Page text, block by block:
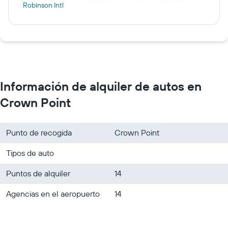
Robinson Intl
Información de alquiler de autos en
Crown Point
Punto de recogida
Crown Point
Tipos de auto
Puntos de alquiler
14
Agencias en el aeropuerto
14